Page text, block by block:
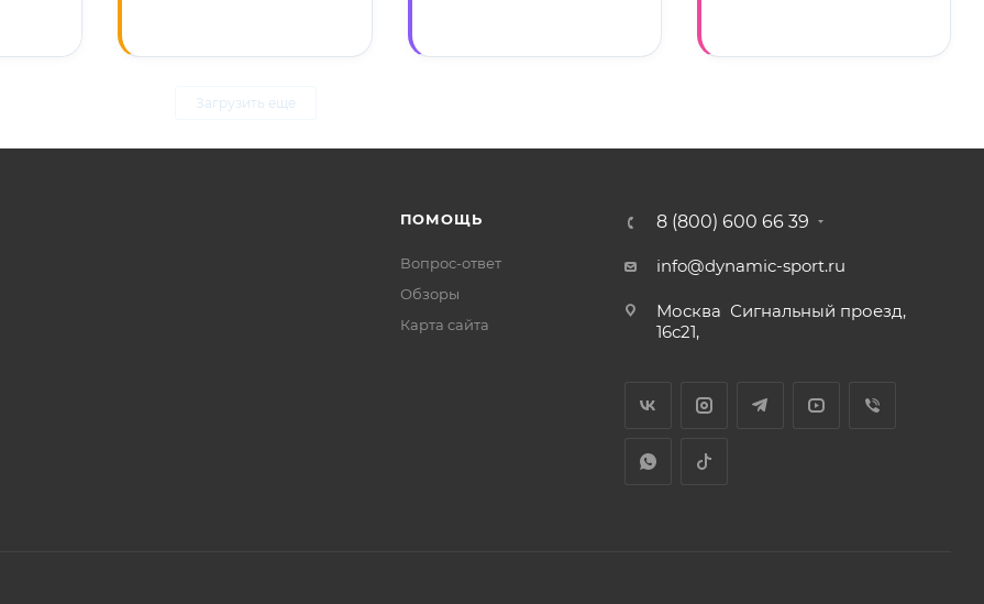
Загрузить еще
ПОМОЩЬ
Вопрос-ответ
Обзоры
Карта сайта
8 (800) 600 66 39
info@dynamic-sport.ru
Москва Сигнальный проезд,
16с21,